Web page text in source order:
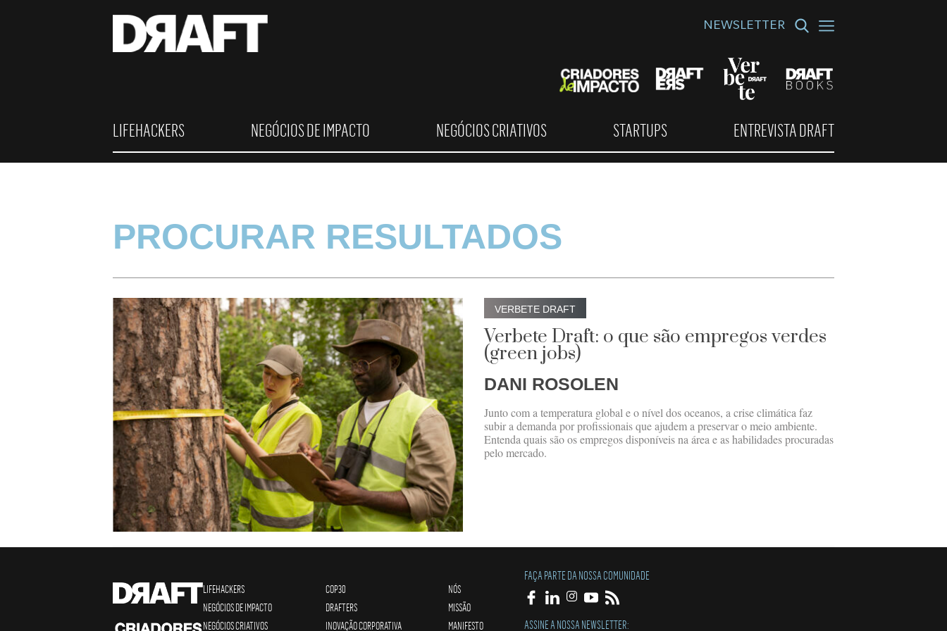
NEWSLETTER
LIFEHACKERS NEGÓCIOS DE IMPACTO NEGÓCIOS CRIATIVOS STARTUPS ENTREVISTA DRAFT
PROCURAR RESULTADOS
VERBETE DRAFT
Verbete Draft: o que são empregos verdes
(green jobs)
DANI ROSOLEN
Junto com a temperatura global e o nível dos oceanos, a crise climática faz
subir a demanda por profissionais que ajudem a preservar o meio ambiente.
Entenda quais são os empregos disponíveis na área e as habilidades procuradas
pelo mercado.
LIFEHACKERS
NEGÓCIOS DE IMPACTO
NEGÓCIOS CRIATIVOS
COP30
DRAFTERS
INOVAÇÃO CORPORATIVA
NÓS
MISSÃO
MANIFESTO
FAÇA PARTE DA NOSSA COMUNIDADE
ASSINE A NOSSA NEWSLETTER: